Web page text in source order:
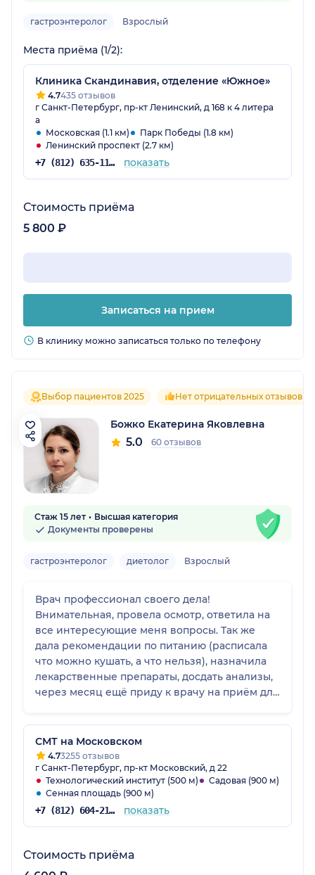
гастроэнтеролог Взрослый
Места приёма (1/2):
Клиника Скандинавия, отделение «Южное»
4.7435 отзывов
г Санкт-Петербург, пр-кт Ленинский, д 168 к 4 литера
а
Московская (1.1 км)
Парк Победы (1.8 км)
Ленинский проспект (2.7 км)
+7 (812) 635-11-79 показать
Стоимость приёма
5 800 ₽
Записаться на прием
В клинику можно записаться только по телефону
Выбор пациентов 2025 Нет отрицательных отзывов
Божко Екатерина Яковлевна
5.0 60 отзывов
Стаж 15 лет
Высшая категория
Документы проверены
гастроэнтеролог диетолог Взрослый
Врач профессионал своего дела!
Внимательная, провела осмотр, ответила на
все интересующие меня вопросы. Так же
дала рекомендации по питанию (расписала
что можно кушать, а что нельзя), назначила
лекарственные препараты, досдать анализы,
через месяц ещё приду к врачу на приём для
специалиста я могу рекомендовать своим
знакомым!
СМТ на Московском
4.73255 отзывов
г Санкт-Петербург, пр-кт Московский, д 22
Технологический институт (500 м)
Садовая (900 м)
Сенная площадь (900 м)
+7 (812) 604-21-68 показать
Стоимость приёма